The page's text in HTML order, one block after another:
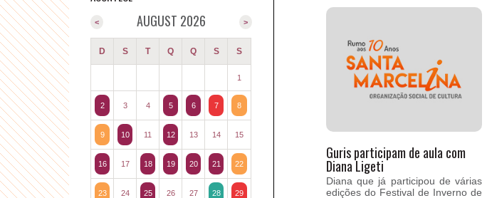
Guris participam de aula com
Diana Ligeti
Diana que já participou de várias
edições do Festival de Inverno de
AUGUST 2026 >
<
D S T Q Q S S
1
2 3 4 5 6 7 8
9 10 11 12 13 14 15
16 17 18 19 20 21 22
23 24 25 26 27 28 29